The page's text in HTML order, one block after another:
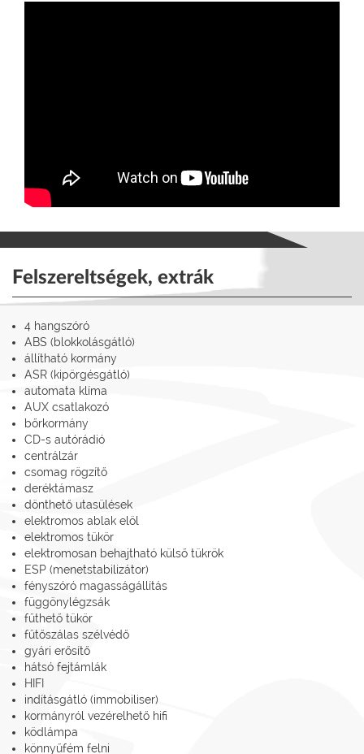
Felszereltségek, extrák
4 hangszóró
ABS (blokkolásgátló)
állítható kormány
ASR (kipörgésgátló)
automata klíma
AUX csatlakozó
bőrkormány
CD-s autórádió
centrálzár
csomag rögzítő
deréktámasz
dönthető utasülések
elektromos ablak elöl
elektromos tükör
elektromosan behajtható külső tükrök
ESP (menetstabilizátor)
fényszóró magasságállítás
függönylégzsák
fűthető tükör
fűtőszálas szélvédő
gyári erősítő
hátsó fejtámlák
HIFI
indításgátló (immobiliser)
kormányról vezérelhető hifi
ködlámpa
könnyűfém felni